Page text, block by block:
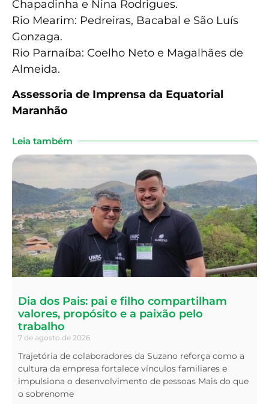
Chapadinha e Nina Rodrigues.
Rio Mearim: Pedreiras, Bacabal e São Luís
Gonzaga.
Rio Parnaíba: Coelho Neto e Magalhães de
Almeida.
Assessoria de Imprensa da Equatorial
Maranhão
Leia também
Dia dos Pais: pai e filho compartilham
valores, propósito e a paixão pelo
trabalho
7 de agosto de 2026
Trajetória de colaboradores da Suzano reforça como a
cultura da empresa fortalece vínculos familiares e
impulsiona o desenvolvimento de pessoas Mais do que
o sobrenome